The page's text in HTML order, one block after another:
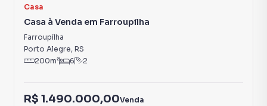
Casa
Casa à Venda em Farroupilha
Farroupilha
Porto Alegre, RS
200m² 6 2
R$ 1.490.000,00Venda